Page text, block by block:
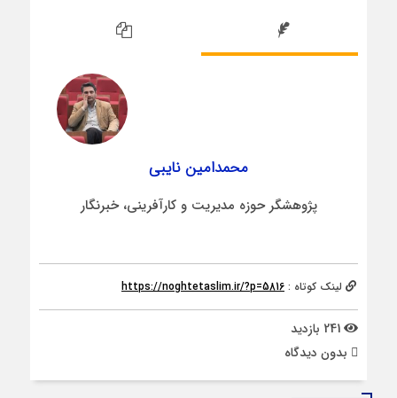
محمدامین نایبی
پژوهشگر حوزه مدیریت و کارآفرینی، خبرنگار
لینک کوتاه : https://noghtetaslim.ir/?p=5816
بدون دیدگاه